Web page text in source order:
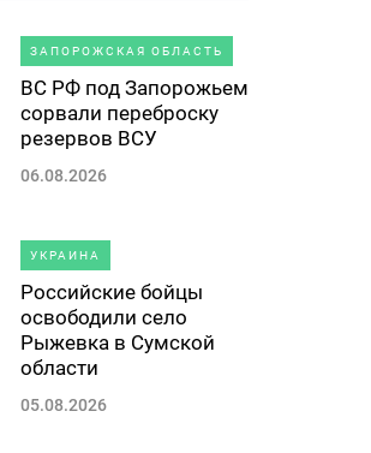
ЗАПОРОЖСКАЯ ОБЛАСТЬ
ВС РФ под Запорожьем
сорвали переброску
резервов ВСУ
06.08.2026
УКРАИНА
Российские бойцы
освободили село
Рыжевка в Сумской
области
05.08.2026